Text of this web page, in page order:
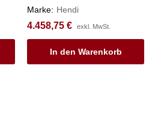
Marke: Hendi
4.458,75 € exkl. MwSt.
In den Warenkorb